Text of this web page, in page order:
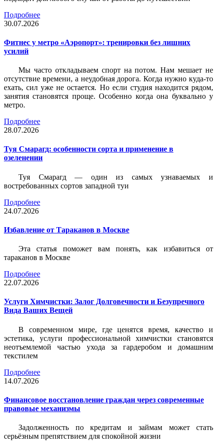
Подробнее
30.07.2026
Фитнес у метро «Аэропорт»: тренировки без лишних
усилий
Мы часто откладываем спорт на потом. Нам мешает не
отсутствие времени, а неудобная дорога. Когда нужно куда-то
ехать, сил уже не остается. Но если студия находится рядом,
занятия становятся проще. Особенно когда она буквально у
метро.
Подробнее
28.07.2026
Туя Смарагд: особенности сорта и применение в
озеленении
Туя Смарагд — один из самых узнаваемых и
востребованных сортов западной туи
Подробнее
24.07.2026
Избавление от Тараканов в Москве
Эта статья поможет вам понять, как избавиться от
тараканов в Москве
Подробнее
22.07.2026
Услуги Химчистки: Залог Долговечности и Безупречного
Вида Ваших Вещей
В современном мире, где ценятся время, качество и
эстетика, услуги профессиональной химчистки становятся
неотъемлемой частью ухода за гардеробом и домашним
текстилем
Подробнее
14.07.2026
Финансовое восстановление граждан через современные
правовые механизмы
Задолженность по кредитам и займам может стать
серьёзным препятствием для спокойной жизни